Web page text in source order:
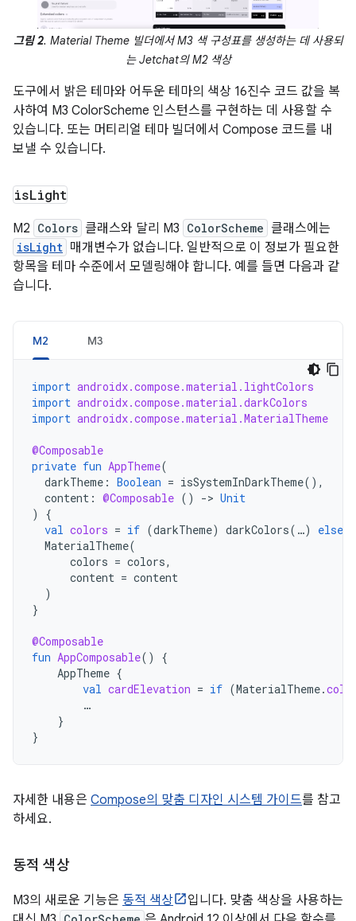
그림 2. Material Theme 빌더에서 M3 색 구성표를 생성하는 데 사용되
는 Jetchat의 M2 색상
도구에서 밝은 테마와 어두운 테마의 색상 16진수 코드 값을 복
사하여 M3 ColorScheme 인스턴스를 구현하는 데 사용할 수
있습니다. 또는 머티리얼 테마 빌더에서 Compose 코드를 내
보낼 수 있습니다.
isLight
M2 Colors 클래스와 달리 M3 ColorScheme 클래스에는
isLight 매개변수가 없습니다. 일반적으로 이 정보가 필요한
항목을 테마 수준에서 모델링해야 합니다. 예를 들면 다음과 같
습니다.
M2 M3
import androidx.compose.material.lightColors
import androidx.compose.material.darkColors
import androidx.compose.material.MaterialTheme
@Composable
private fun AppTheme(
darkTheme : Boolean = isSystemInDarkTheme(),
content : @Composable () -> Unit
)
{
val colors = if (darkTheme) darkColors( …) else
MaterialTheme(
colors = colors,
content = content
)
}
@Composable
fun AppComposable()
{
AppTheme {
val cardElevation = if (MaterialTheme.
…
}
}
자세한 내용은 Compose의 맞춤 디자인 시스템 가이드를 참고
하세요.
동적 색상
M3의 새로운 기능은 동적 색상
입니다. 맞춤 색상을 사용하는